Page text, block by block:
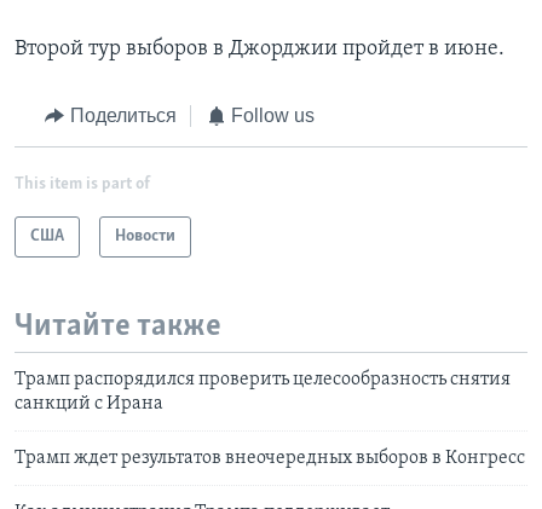
Второй тур выборов в Джорджии пройдет в июне.
Поделиться Follow us
This item is part of
США Новости
Читайте также
Трамп распорядился проверить целесообразность снятия
санкций с Ирана
Трамп ждет результатов внеочередных выборов в Конгресс